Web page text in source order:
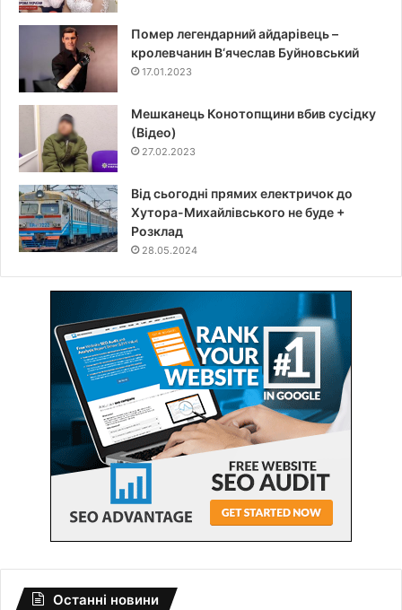
Помер легендарний айдарівець –
кролевчанин В‘ячеслав Буйновський
17.01.2023
Мешканець Конотопщини вбив сусідку
(Відео)
27.02.2023
Від сьогодні прямих електричок до
Хутора-Михайлівського не буде +
Розклад
28.05.2024
Останні новини